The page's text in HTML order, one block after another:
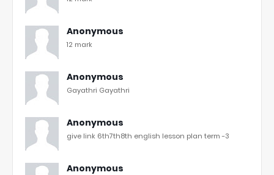
Anonymous
12 mark
Anonymous
Gayathri Gayathri
Anonymous
give link 6th7th8th english lesson plan term -3
Anonymous